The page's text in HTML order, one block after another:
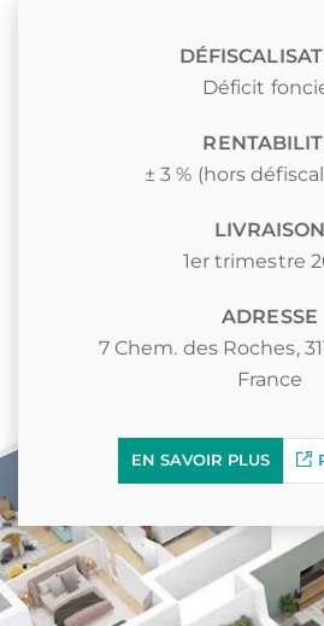
Déficit
± 3 % (hors
LIVRAISON
1er trimestre
ADRESSE
7 Chem. des Roches,
France
EN SAVOIR PLUS